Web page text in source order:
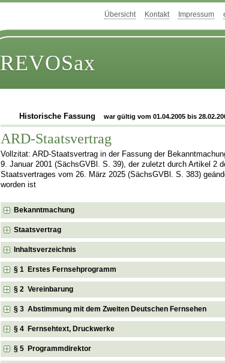
Übersicht Kontakt Impressum
REVOSax
Historische Fassung war gültig vom 01.04.2005 bis
ARD-Staatsvertrag
Vollzitat: ARD-Staatsvertrag in der Fassung der
9. Januar 2001 (SächsGVBl. S. 39), der zuletzt durch Artikel 2
Staatsvertrages vom 26. März 2025 (SächsGVBl. S. 383)
worden ist
Bekanntmachung
Staatsvertrag
Inhaltsverzeichnis
§ 1 Erstes Fernsehprogramm
§ 2 Vereinbarung
§ 3 Abstimmung mit dem Zweiten Deutschen Fernsehen
§ 4 Fernsehtext, Druckwerke
§ 5 Programmdirektor